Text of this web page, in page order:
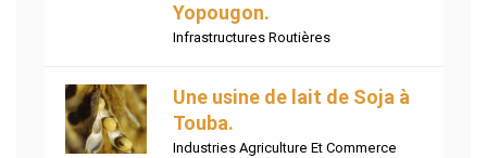
Yopougon.
Infrastructures Routières
Une usine de lait de Soja à
Touba.
Industries Agriculture Et Commerce